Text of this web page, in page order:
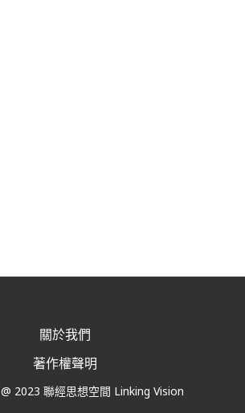
關於我們
著作權聲明
@ 2023 聯經思想空間 Linking Vision